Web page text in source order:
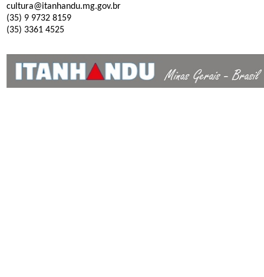
cultura@itanhandu.mg.gov.br
(35) 9 9732 8159
(35) 3361 4525